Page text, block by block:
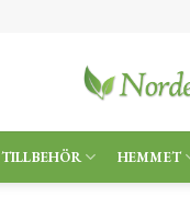
TILLBEHÖR HEMMET